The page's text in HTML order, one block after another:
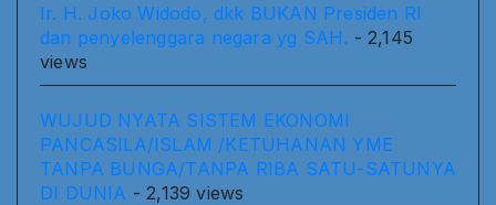
Ir. H. Joko Widodo, dkk BUKAN Presiden RI
dan penyelenggara negara yg SAH. - 2,145
views
WUJUD NYATA SISTEM EKONOMI
PANCASILA/ISLAM /KETUHANAN YME
TANPA BUNGA/TANPA RIBA SATU-SATUNYA
DI DUNIA - 2,139 views